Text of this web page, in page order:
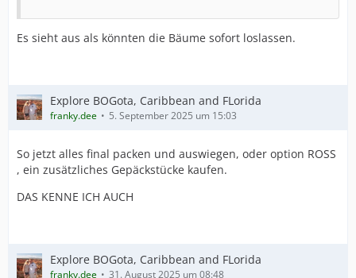
Es sieht aus als könnten die Bäume sofort loslassen.
Explore BOGota, Caribbean and FLorida
franky.dee 5. September 2025 um 15:03
So jetzt alles final packen und auswiegen, oder option ROSS
, ein zusätzliches Gepäckstücke kaufen.
DAS KENNE ICH AUCH
Explore BOGota, Caribbean and FLorida
franky.dee 31. August 2025 um 08:48